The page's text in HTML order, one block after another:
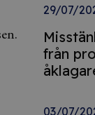
29/07/
från
03/07/